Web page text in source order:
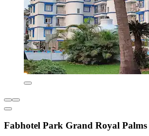
Fabhotel Park Grand Royal Palms